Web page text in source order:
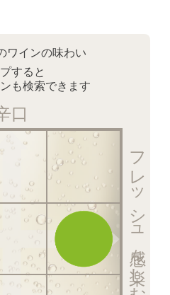
ワインの味わい
すると
も検索できます
口
フレッシュ感を楽しむ泡